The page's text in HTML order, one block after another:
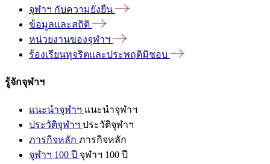
จุฬาฯ กับความยั่งยืน
ข้อมูลและสถิติ
หน่วยงานของจุฬาฯ
ร้องเรียนทุจริตและประพฤติมิชอบ
รู้จักจุฬาฯ
แนะนำจุฬาฯ แนะนำจุฬาฯ
ประวัติจุฬาฯ ประวัติจุฬาฯ
ภารกิจหลัก ภารกิจหลัก
จุฬาฯ 100 ปี จุฬาฯ 100 ปี